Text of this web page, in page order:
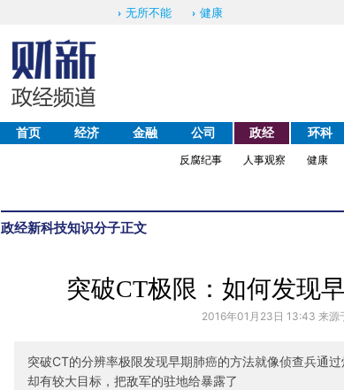
无所不能 健康
首页 经济 金融 公司 政经 环科
反腐纪事
人事观察 健康
政经新科技知识分子正文
突破CT极限：如何发现
2016年01月23日 13:43 来源
突破CT的分辨率极限发现早期肺癌的方法就像侦查兵通
却有较大目标，把敌军的驻地给暴露了